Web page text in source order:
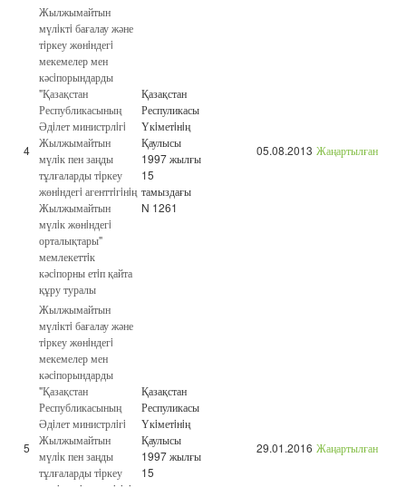
4
Жылжымайтын
мүлiктi бағалау және
тiркеу жөнiндегi
мекемелер мен
кәсiпорындарды
"Қазақстан
Республикасының
Әдiлет министрлiгi
Жылжымайтын
мүлiк пен заңды
тұлғаларды тiркеу
жөнiндегi агенттiгiнiң
Жылжымайтын
мүлiк жөнiндегi
орталықтары"
мемлекеттiк
кәсiпорны етiп қайта
құру туралы
Қазақстан
Респуликасы
Үкiметiнiң
Қаулысы
1997 жылғы
15
тамыздағы
N 1261
05.08.2013 Жаңартылған
5
Жылжымайтын
мүлiктi бағалау және
тiркеу жөнiндегi
мекемелер мен
кәсiпорындарды
"Қазақстан
Республикасының
Әдiлет министрлiгi
Жылжымайтын
мүлiк пен заңды
тұлғаларды тiркеу
Қазақстан
Респуликасы
Үкiметiнiң
Қаулысы
1997 жылғы
15
29.01.2016 Жаңартылған